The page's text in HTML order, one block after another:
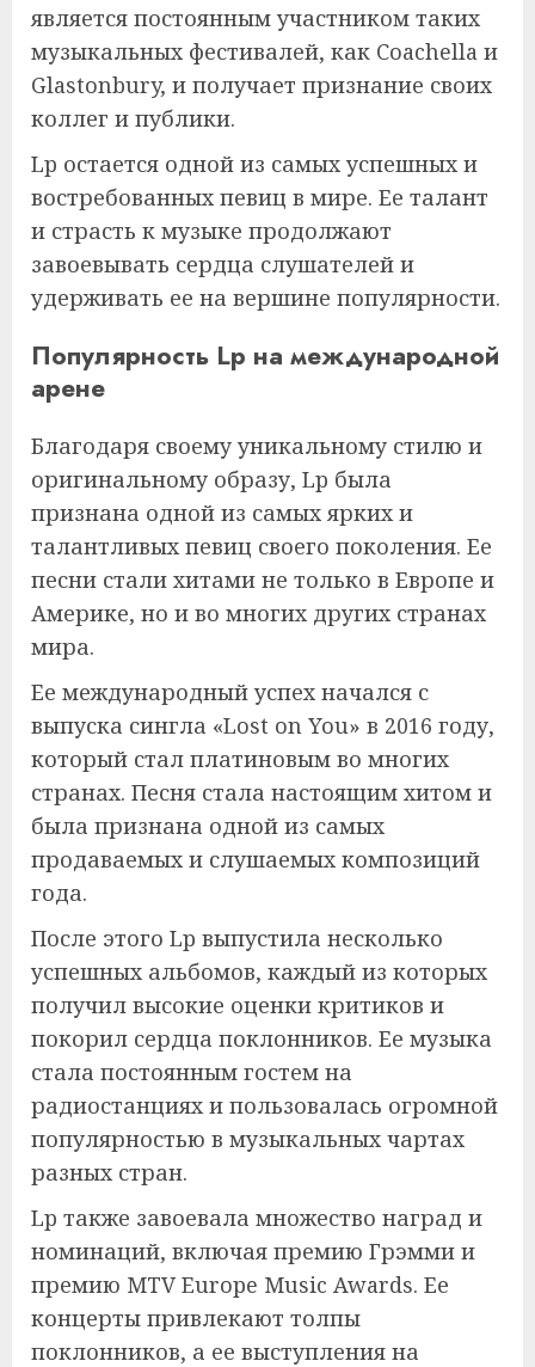
является постоянным участником таких
музыкальных фестивалей, как Coachella и
Glastonbury, и получает признание своих
коллег и публики.
Lp остается одной из самых успешных и
востребованных певиц в мире. Ее талант
и страсть к музыке продолжают
завоевывать сердца слушателей и
удерживать ее на вершине популярности.
Популярность Lp на международной
арене
Благодаря своему уникальному стилю и
оригинальному образу, Lp была
признана одной из самых ярких и
талантливых певиц своего поколения. Ее
песни стали хитами не только в Европе и
Америке, но и во многих других странах
мира.
Ее международный успех начался с
выпуска сингла «Lost on You» в 2016 году,
который стал платиновым во многих
странах. Песня стала настоящим хитом и
была признана одной из самых
продаваемых и слушаемых композиций
года.
После этого Lp выпустила несколько
успешных альбомов, каждый из которых
получил высокие оценки критиков и
покорил сердца поклонников. Ее музыка
стала постоянным гостем на
радиостанциях и пользовалась огромной
популярностью в музыкальных чартах
разных стран.
Lp также завоевала множество наград и
номинаций, включая премию Грэмми и
премию MTV Europe Music Awards. Ее
концерты привлекают толпы
поклонников, а ее выступления на